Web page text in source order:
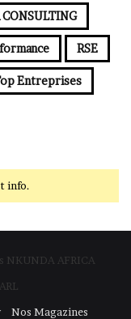
RSE
Entreprises
info.
AFRICA
Nos Magazines